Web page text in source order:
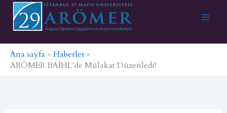
Ana sayfa
Haberler
ARÖMER BAİHL’de Mülakat Düzenledi!